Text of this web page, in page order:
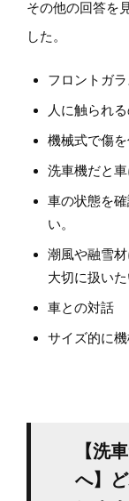
その他の回答を
した。
フロントガ
人に触られ
機械式で傷を
洗車機だと車
車の状態を
い。
潮風や融雪
大切に扱いた
車との対話
サイズ的に
【洗
へ】